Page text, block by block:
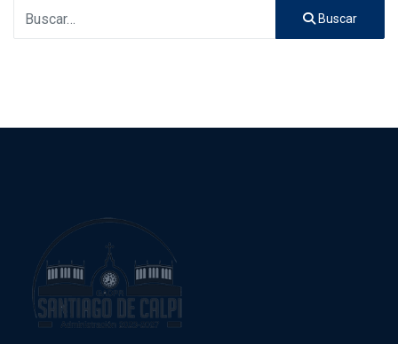
Buscar
Buscar